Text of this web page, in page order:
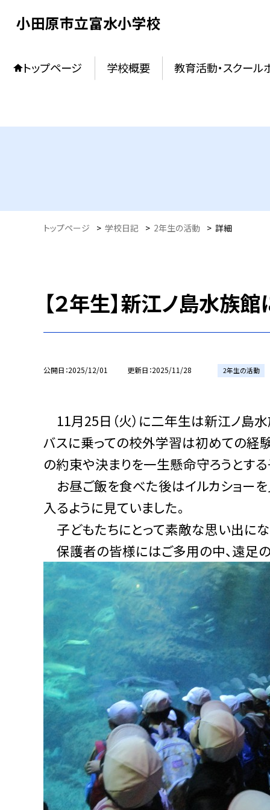
小田原市立富水小学校
トップページ 学校概要 教育活動・スクール
トップページ > 学校日記 > 2年生の活動 > 詳細
【２年生】新江ノ島水族館
公開日 2025/12/01 更新日 2025/11/28 2年生の活動
11月25日（火）に二年生は新江ノ島
バスに乗っての校外学習は初めての経
の約束や決まりを一生懸命守ろうとす
お昼ご飯を食べた後はイルカショー
入るように見ていました。
子どもたちにとって素敵な思い出にな
保護者の皆様にはご多用の中、遠足